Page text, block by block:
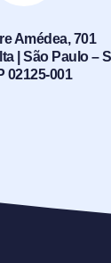
Amédea, 701
| São Paulo –
02125-001